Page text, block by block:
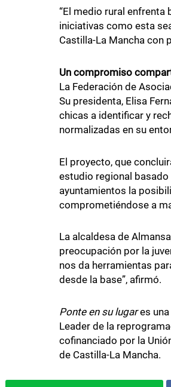
“El medio rural enfrenta
iniciativas como esta
Castilla-La Mancha con
Un compromiso
La Federación de
Su presidenta, Elisa
chicas a identificar y
normalizadas en su
El proyecto, que
estudio regional
ayuntamientos la
comprometiéndose a
La alcaldesa de
preocupación por la
nos da herramientas
desde la base”, afirmó.
Ponte en su lugares una
Leader de la
cofinanciado por la
de Castilla-La Mancha.